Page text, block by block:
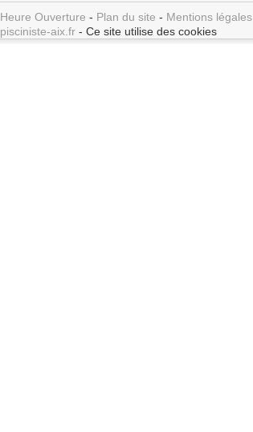
Heure Ouverture - Plan du site - Mentions légales
pisciniste-aix.fr - Ce site utilise des cookies